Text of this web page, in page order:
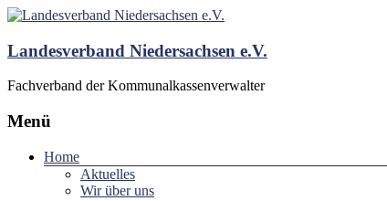
Landesverband Niedersachsen e.V.
Fachverband der Kommunalkassenverwalter
Menü
Home
Aktuelles
Wir über uns